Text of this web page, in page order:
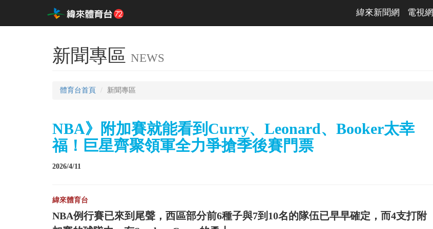
緯來新聞網 電視網
新聞專區 NEWS
體育台首頁 新聞專區
NBA》附加賽就能看到Curry、Leonard、Booker太幸
福！巨星齊聚領軍全力爭搶季後賽門票
2026/4/11
緯來體育台
NBA例行賽已來到尾聲，西區部分前6種子與7到10名的隊伍已早早確定，而4支打附